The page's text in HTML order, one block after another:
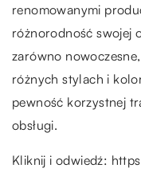
renomowanymi
różnorodność swojej
zarówno
różnych stylach i
pewność korzystnej
obsługi.
Kliknij i odwiedź: